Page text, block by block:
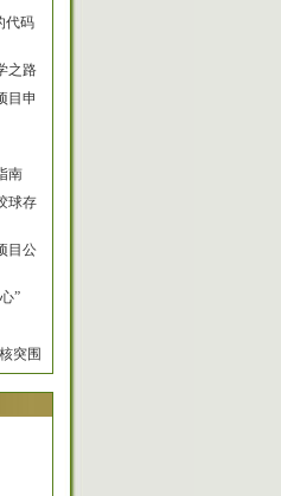
代码
之路
目申
南
球存
目公
”
突围